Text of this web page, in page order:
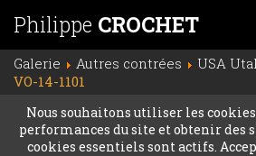
Philippe CROCHET
Galerie Autres contrées
USA
VO-14-1101
Nous souhaitons utiliser les
performances du site et obtenir des
cookies essentiels sont actifs.